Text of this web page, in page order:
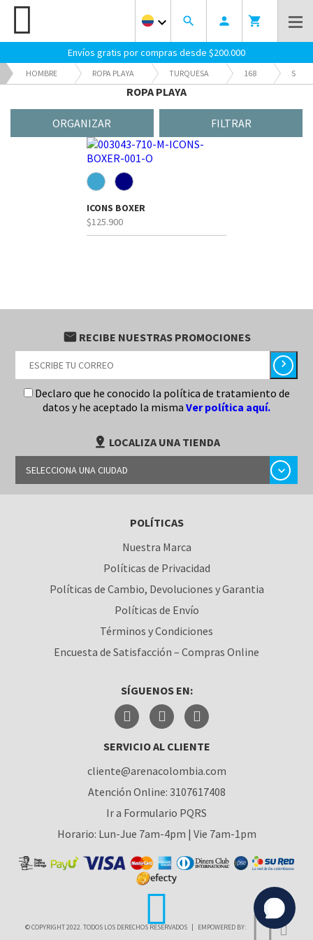
keyboard_arrow_down search person shopping_cart
Envíos gratis por compras desde $200.000
HOMBRE ROPA PLAYA TURQUESA 168
S
ROPA PLAYA
FILTRAR
ORGANIZAR
ICONS BOXER
$125.900
email RECIBE NUESTRAS PROMOCIONES
chevron_right
Declaro que he conocido la política de tratamiento de
datos y he aceptado la misma Ver política aquí.
pin_drop LOCALIZA UNA TIENDA
SELECCIONA UNA CIUDAD chevron_right
BARRANQUILLA
SANTA MARTA
VILLAVICENCIO
POLÍTICAS
Nuestra Marca
Políticas de Privacidad
Políticas de Cambio, Devoluciones y Garantia
Políticas de Envío
Términos y Condiciones
Encuesta de Satisfacción – Compras Online
SÍGUENOS EN:
SERVICIO AL CLIENTE
cliente@arenacolombia.com
Atención Online: 3107617408
Ir a Formulario PQRS
Horario: Lun-Jue 7am-4pm | Vie 7am-1pm
© COPYRIGHT 2022. TODOS LOS DERECHOS RESERVADOS EMPOWERED BY: